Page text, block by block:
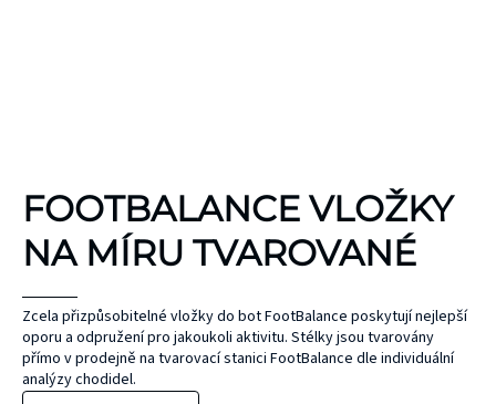
FOOTBALANCE VLOŽKY
NA MÍRU TVAROVANÉ
Zcela přizpůsobitelné vložky do bot FootBalance poskytují nejlepší
oporu a odpružení pro jakoukoli aktivitu. Stélky jsou tvarovány
přímo v prodejně na tvarovací stanici FootBalance dle individuální
analýzy chodidel.
UNIHOC
MAX
ČEPEL
ZONE
KINEZIOLOGICKÉ
TEJPY
KT TAPE
bez latexu a
přírodního